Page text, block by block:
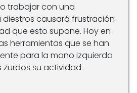
trabajar con una
causará frustración
que esto supone. Hoy en
herramientas que se han
para la mano izquierda
su actividad